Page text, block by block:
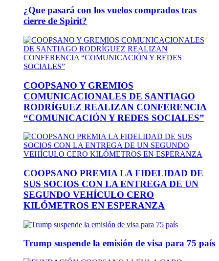
¿Que pasará con los vuelos comprados tras
cierre de Spirit?
COOPSANO Y GREMIOS
COMUNICACIONALES DE SANTIAGO
RODRÍGUEZ REALIZAN CONFERENCIA
“COMUNICACIÓN Y REDES SOCIALES”
COOPSANO PREMIA LA FIDELIDAD DE
SUS SOCIOS CON LA ENTREGA DE UN
SEGUNDO VEHÍCULO CERO
KILÓMETROS EN ESPERANZA
Trump suspende la emisión de visa para 75 país